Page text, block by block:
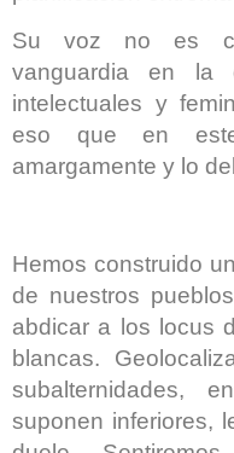
Su voz no es
vanguardia en la
intelectuales y
eso que en
amargamente y lo
Hemos construido
de nuestros
abdicar a los locus
blancas.
subalternidades,
suponen inferiores,